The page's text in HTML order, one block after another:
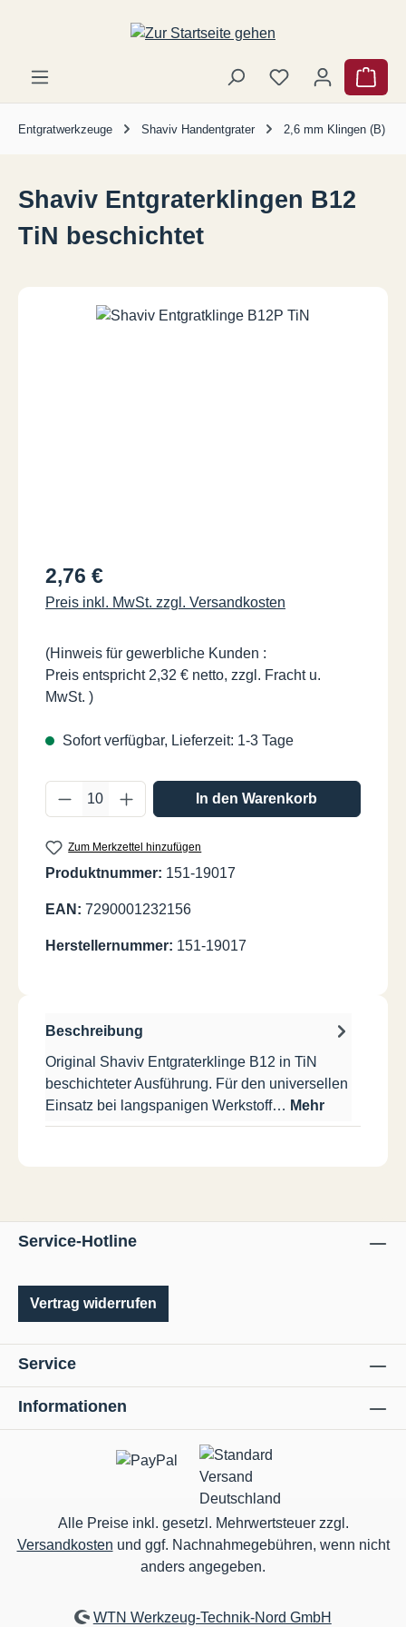
Zum Hauptinhalt springen
Entgratwerkzeuge Shaviv Handentgrater 2,6 mm Klingen (B)
Shaviv Entgraterklingen B12
TiN beschichtet
Regulärer Preis:
2,76 €
Preis inkl. MwSt. zzgl. Versandkosten
(Hinweis für gewerbliche Kunden :
Preis entspricht 2,32 € netto, zzgl. Fracht u.
MwSt. )
Sofort verfügbar, Lieferzeit: 1-3 Tage
Produkt Anzahl: Gib den gewünschten
In den Warenkorb
Zum Merkzettel hinzufügen
Produktnummer: 151-19017
EAN: 7290001232156
Herstellernummer: 151-19017
Beschreibung
Original Shaviv Entgraterklinge B12 in TiN
beschichteter Ausführung. Für den universellen
Einsatz bei langspanigen Werkstoff… Mehr
Service-Hotline
Vertrag widerrufen
Service
Informationen
Alle Preise inkl. gesetzl. Mehrwertsteuer zzgl.
Versandkosten und ggf. Nachnahmegebühren, wenn nicht
anders angegeben.
WTN Werkzeug-Technik-Nord GmbH